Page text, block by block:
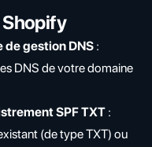
gestion DNS :
DNS de votre domaine
SPF TXT :
(de type TXT) ou